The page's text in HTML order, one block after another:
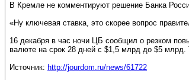
В Кремле не комментируют решение Банка
«Ну ключевая ставка, это скорее вопрос
16 декабря в час ночи ЦБ сообщил о резком
валюте на срок 28 дней с $1,5 млрд до $5 млрд.
Источник: http://jourdom.ru/news/61722